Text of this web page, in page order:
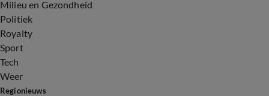
Milieu en Gezondheid
Politiek
Royalty
Sport
Tech
Weer
Regionieuws